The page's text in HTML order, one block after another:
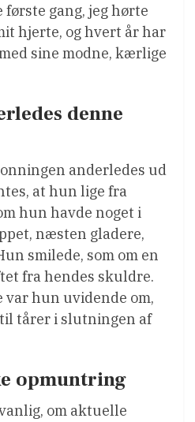
gang, jeg hørte
hjerte, og hvert år har
sine modne, kærlige
denne
anderledes ud
at hun lige fra
hun havde noget i
næsten gladere,
smilede, som om en
fra hendes skuldre.
hun uvidende om,
tårer i slutningen af
opmuntring
om aktuelle